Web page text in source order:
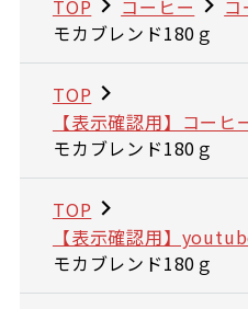
TOP コーヒー
モカブレンド180ｇ
TOP
【表示確認用】コー
モカブレンド180ｇ
TOP
【表示確認用】
モカブレンド180ｇ